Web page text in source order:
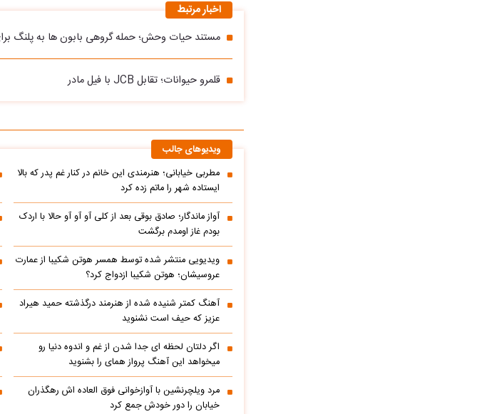
اخبار مرتبط
مستند حیات وحش؛ حمله گروهی بابون ها به پلنگ
قلمرو حیوانات؛ تقابل JCB با فیل مادر
ویدیوهای جالب
مطربی خیابانی؛ هنرمندی این خانم در کنار غم پدر که بالا
ایستاده شهر را ماتم زده کرد
آواز ماندگار؛ صادق بوقی بعد از کلی آو آو آو حالا با اردک
بودم غاز اومدم برگشت
ویدیویی منتشر شده توسط همسر هوتن شکیبا از عمارت
عروسیشان؛ هوتن شکیبا ازدواج کرد؟
آهنگ کمتر شنیده شده از هنرمند درگذشته حمید هیراد
عزیز که حیف است نشنوید
اگر دلتان لحظه ای جدا شدن از غم و اندوه دنیا رو
میخواهد این آهنگ پرواز همای را بشنوید
مرد ویلچرنشین با آوازخوانی فوق العاده اش رهگذران
خیابان را دور خودش جمع کرد